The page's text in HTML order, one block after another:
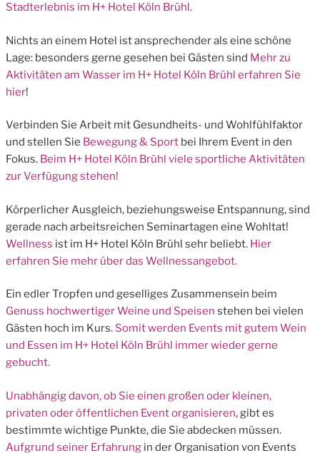
Stadterlebnis im H+ Hotel Köln Brühl.
Nichts an einem Hotel ist ansprechender als eine schöne
Lage: besonders gerne gesehen bei Gästen sind Mehr zu
Aktivitäten am Wasser im H+ Hotel Köln Brühl erfahren Sie
hier!
Verbinden Sie Arbeit mit Gesundheits- und Wohlfühlfaktor
und stellen Sie Bewegung & Sport bei Ihrem Event in den
Fokus. Beim H+ Hotel Köln Brühl viele sportliche Aktivitäten
zur Verfügung stehen!
Körperlicher Ausgleich, beziehungsweise Entspannung, sind
gerade nach arbeitsreichen Seminartagen eine Wohltat!
Wellness ist im H+ Hotel Köln Brühl sehr beliebt. Hier
erfahren Sie mehr über das Wellnessangebot.
Ein edler Tropfen und geselliges Zusammensein beim
Genuss hochwertiger Weine und Speisen stehen bei vielen
Gästen hoch im Kurs. Somit werden Events mit gutem Wein
und Essen im H+ Hotel Köln Brühl immer wieder gerne
gebucht.
Unabhängig davon, ob Sie einen großen oder kleinen,
privaten oder öffentlichen Event organisieren, gibt es
bestimmte wichtige Punkte, die Sie abdecken müssen.
Aufgrund seiner Erfahrung in der Organisation von Events